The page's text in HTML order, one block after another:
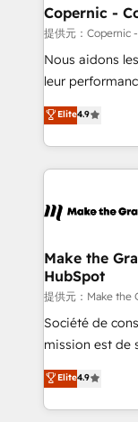
One company,
across offices
Canada,
South Africa. Certified compliant with ISO/IEC
international
Copernic -
提供元：Copernic
Nous aidons
leur
Intégration de
téléphonie, etc.) • Alignement des équipes grâce à un
outil et des données
collecte et de
de la productivité des
avec un
métiers et
travers le
d’entreprise. Grâce à une méthodologie éprouvée
auprès de plus
HubSpot dans votre
question
Elite4.9
Make the
HubSpot
提供元：Make the
Société de
mission est de
B2B à travers
l'intégration
auprès de vos
Elite4.9